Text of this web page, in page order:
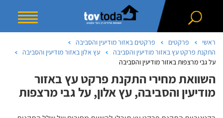
ראשי פרקטים
פרקטים באזור מודיעין והסביבה
התקנת פרקט עץ באזור מודיעין והסביבה
עץ אלון באזור מודיעין והסביבה
על גבי מרצפות באזור מודיעין והסביבה
השוואת מחירי התקנת פרקט עץ באזור
מודיעין והסביבה, עץ אלון, על גבי מרצפות